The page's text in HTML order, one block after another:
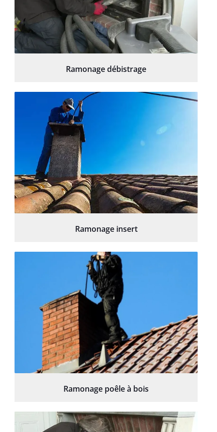
Ramonage débistrage
Ramonage insert
Ramonage poêle à bois